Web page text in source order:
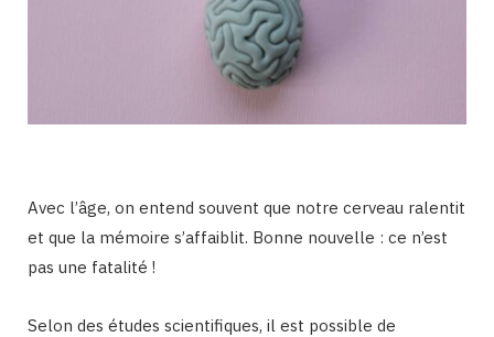
Avec l’âge, on entend souvent que notre cerveau ralentit
et que la mémoire s’affaiblit. Bonne nouvelle : ce n’est
pas une fatalité !
Selon des études scientifiques, il est possible de